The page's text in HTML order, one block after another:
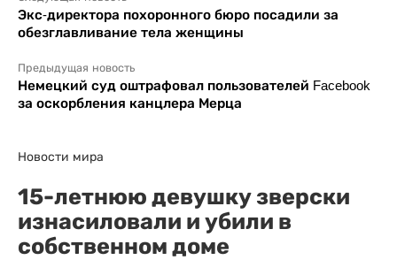
Экс-директора похоронного бюро посадили за
обезглавливание тела женщины
Предыдущая новость
Немецкий суд оштрафовал пользователей Facebook
за оскорбления канцлера Мерца
Новости мира
15-летнюю девушку зверски
изнасиловали и убили в
собственном доме